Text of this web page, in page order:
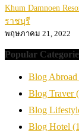
Khum Damnoen
ราชบุรี
พฤษภาคม 21, 2022
Popular
Blog Abroad
Blog Traver
Blog
Blog Hotel